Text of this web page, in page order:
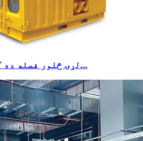
د ZCLY لړۍ څلور فصله ده...